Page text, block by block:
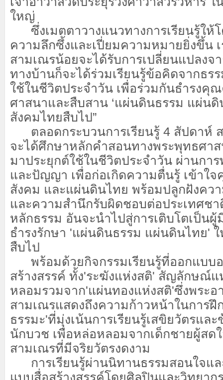
ใหญ่
ซึ่งเมตตาวางแนวทางการเรียนรู้ให้
ความลึกซึ้งและเปี่ยมความหมายยิ่งขึ้น เ
สามเณรน้อยจะได้รับการเปลี่ยนแปลงจ
ทางบ้านก็จะได้ร่วมเรียนรู้ข้อคิดจากธร
ใช้ในชีวิตประจำวัน เพื่อร่วมกันธำรงคุ
ศาสนาและสืบสาน ‘แผ่นดินธรรม แผ่นดิ
สังคมไทยสืบไป”
ตลอดกระบวนการเรียนรู้ 4 สัปดาห์
จะได้ศึกษาหลักคำสอนทางพระพุทธศา
มาประยุกต์ใช้ในชีวิตประจำวัน ผ่านกา
และปัญญา เพื่อก่อเกิดความตื่นรู้ เข้าใ
สังคม และแผ่นดินไทย พร้อมปลูกฝังคว
และความสำนึกรับผิดชอบต่อประเทศช
หลักธรรม อันจะนำไปสู่การเติบโตเป็น
ธำรงรักษา 'แผ่นดินธรรม แผ่นดินไทย' ใ
สืบไป
พร้อมด้วยกิจกรรมเรียนรู้ที่ออกแบบ
สร้างสรรค์ ทั้ง'ระฆังแห่งสติ' สัญลักษณ์
หลอมรวมจาก'แผ่นทองแห่งสติ'ซึ่งพระอ
สามเณรแสดงถึงความก้าวหน้าในการ
ธรรมะ'ที่มุ่งเน้นการเรียนรู้เสขิยวัตรแล
นักบวช เพื่อหล่อหลอมจากเด็กชายผู้สดใ
สามเณรที่มีจริยวัตรงดงาม
การเรียนรู้ผ่านนิทานธรรมสอนใจแ
แบบสื่อสร้างสรรค์โดยศิลปินและวิทยาก